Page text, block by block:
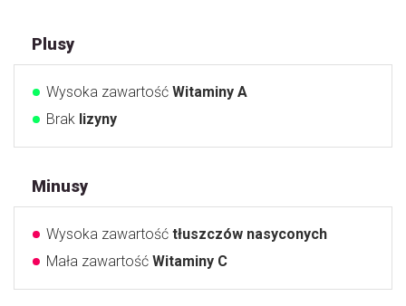
Plusy
Wysoka zawartość Witaminy A
Brak lizyny
Minusy
Wysoka zawartość tłuszczów nasyconych
Mała zawartość Witaminy C